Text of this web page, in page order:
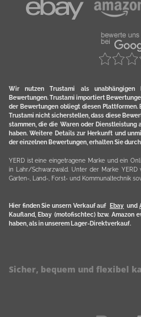
Wir nutzen Trustami als
Bewertungen. Trustami importiert
der Bewertungen obliegt diesen
Trustami nicht sicherstellen, dass diese
stammen, die die Waren oder
haben. Weitere Details zur Herkunft und
der einzelnen Bewertungen, erhalten Sie
YERD ist eine eingetragene Marke und ein
in Lahr/Schwarzwald. Unter der Marke
Garten-, Land-, Forst- und Kommunaltechnik
Hier finden Sie unsern Verkauf auf Ebayund
Kaufland, Ebay (motofischtec) bzw. Amazon
haben, als in unserem Lager-Direktverkauf.
Sicher, bequem und flexibel